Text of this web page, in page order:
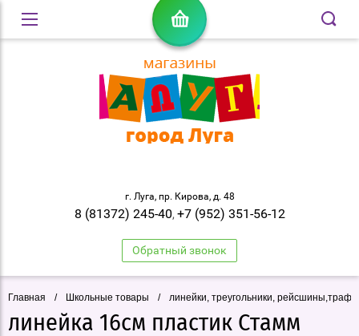
г. Луга, пр. Кирова, д. 48
8 (81372) 245-40, +7 (952) 351-56-12
Обратный звонок
Главная / Школьные товары / линейки, треугольники,
линейка 16см пластик Стамм